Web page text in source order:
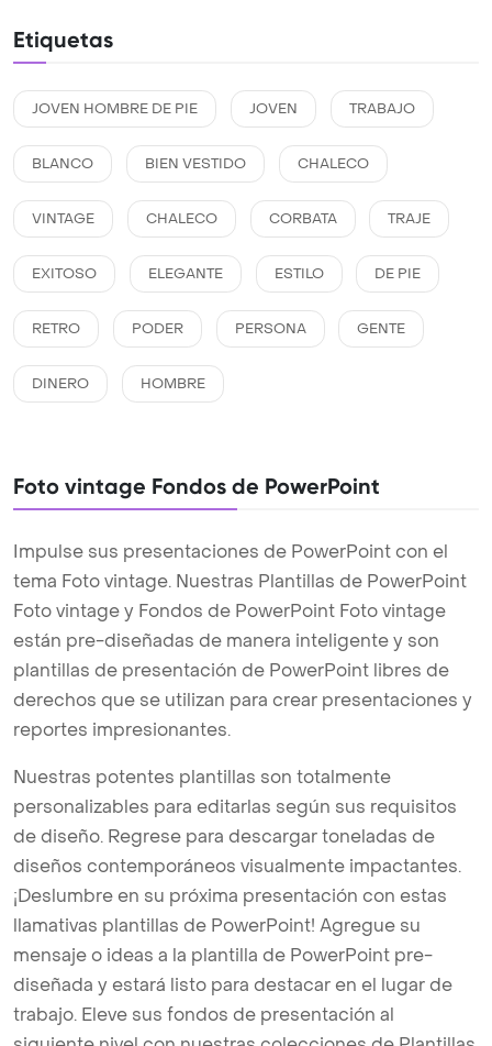
Etiquetas
JOVEN HOMBRE DE PIE JOVEN TRABAJO
BLANCO BIEN VESTIDO CHALECO
VINTAGE CHALECO CORBATA TRAJE
EXITOSO ELEGANTE ESTILO DE PIE
RETRO PODER PERSONA GENTE
DINERO HOMBRE
Foto vintage Fondos de PowerPoint
Impulse sus presentaciones de PowerPoint con el
tema Foto vintage. Nuestras Plantillas de PowerPoint
Foto vintage y Fondos de PowerPoint Foto vintage
están pre-diseñadas de manera inteligente y son
plantillas de presentación de PowerPoint libres de
derechos que se utilizan para crear presentaciones y
reportes impresionantes.
Nuestras potentes plantillas son totalmente
personalizables para editarlas según sus requisitos
de diseño. Regrese para descargar toneladas de
diseños contemporáneos visualmente impactantes.
¡Deslumbre en su próxima presentación con estas
llamativas plantillas de PowerPoint! Agregue su
mensaje o ideas a la plantilla de PowerPoint pre-
diseñada y estará listo para destacar en el lugar de
trabajo. Eleve sus fondos de presentación al